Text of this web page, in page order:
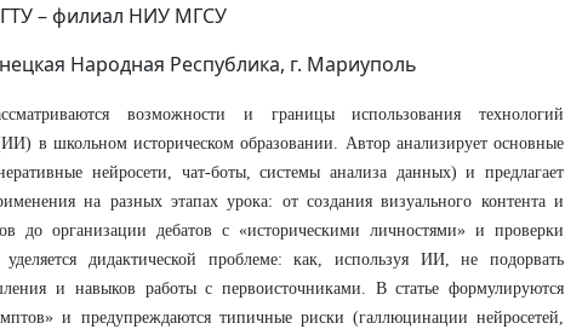
– филиал НИУ МГСУ
Народная Республика, г. Мариуполь
возможности и границы использования технологий
в школьном историческом образовании. Автор анализирует основные
нейросети, чат-боты, системы анализа данных) и предлагает
на разных этапах урока: от создания визуального контента и
до организации дебатов с «историческими личностями» и проверки
дидактической проблеме: как, используя ИИ, не подорвать
и навыков работы с первоисточниками. В статье формулируются
и предупреждаются типичные риски (галлюцинации нейросетей,